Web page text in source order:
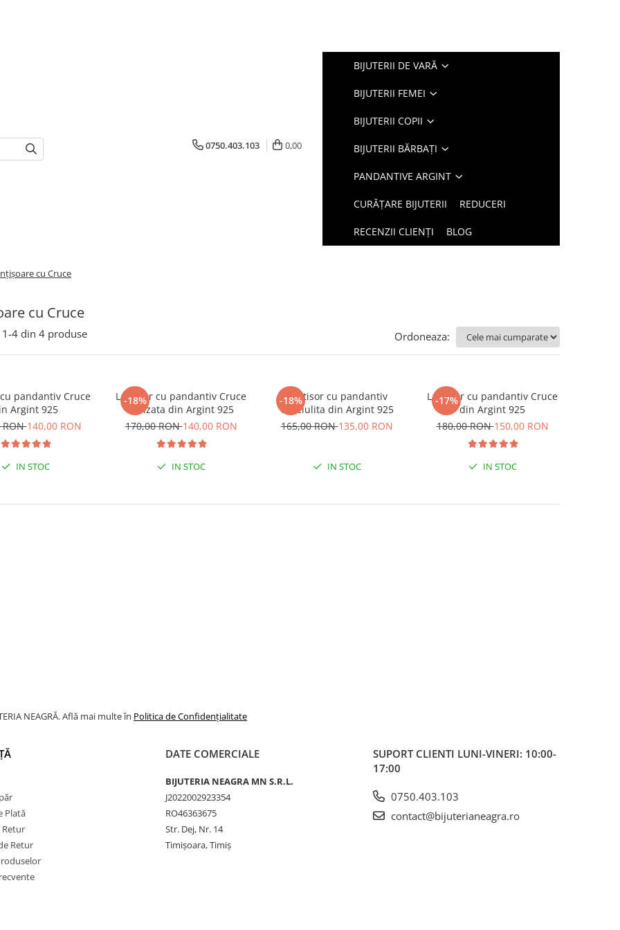
0750.403.103 0,00
BIJUTERII DE VARĂ
BIJUTERII FEMEI
BIJUTERII COPII
BIJUTERII BĂRBAȚI
PANDANTIVE ARGINT
CURĂȚARE BIJUTERII REDUCERI
RECENZII CLIENȚI BLOG
cu Cruce
cu Cruce
1-4 din 4 produse Ordoneaza:
pandantiv Cruce
Argint 925
RON140,00 RON
IN STOC
-18%
Lantisor cu pandantiv Cruce
Stilizata din Argint 925
170,00 RON140,00 RON
IN STOC
-18%
Lantisor cu pandantiv
Cruciulita din Argint 925
165,00 RON135,00 RON
IN STOC
-17%
Lantisor cu pandantiv Cruce
din Argint 925
180,00 RON150,00 RON
IN STOC
NEAGRĂ. Află mai multe în Politica de Confidențialitate
Plată
Retur
Retur
DATE COMERCIALE
BIJUTERIA NEAGRA MN S.R.L.
J2022002923354
RO46363675
Str. Dej, Nr. 14
Timișoara, Timiș
SUPORT CLIENTI LUNI-VINERI: 10:00-
17:00
0750.403.103
contact@bijuterianeagra.ro